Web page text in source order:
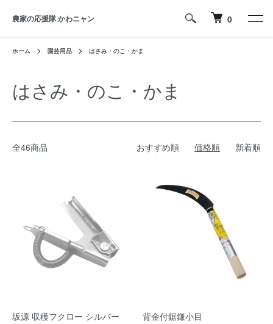
農家の応援隊 かわニャン 0
ホーム 園芸用品 はさみ・のこ・かま
はさみ・のこ・かま
全46商品 おすすめ順 価格順 新着順
坂源 収穫フクロー シルバー
背金付鋸鎌小目